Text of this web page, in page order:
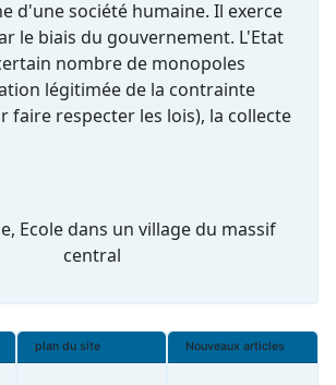
d'une société humaine. Il exerce
le biais du gouvernement. L'Etat
nombre de monopoles
légitimée de la contrainte
faire respecter les lois), la collecte
Ecole dans un village du massif
central
plan du site Nouveaux articles